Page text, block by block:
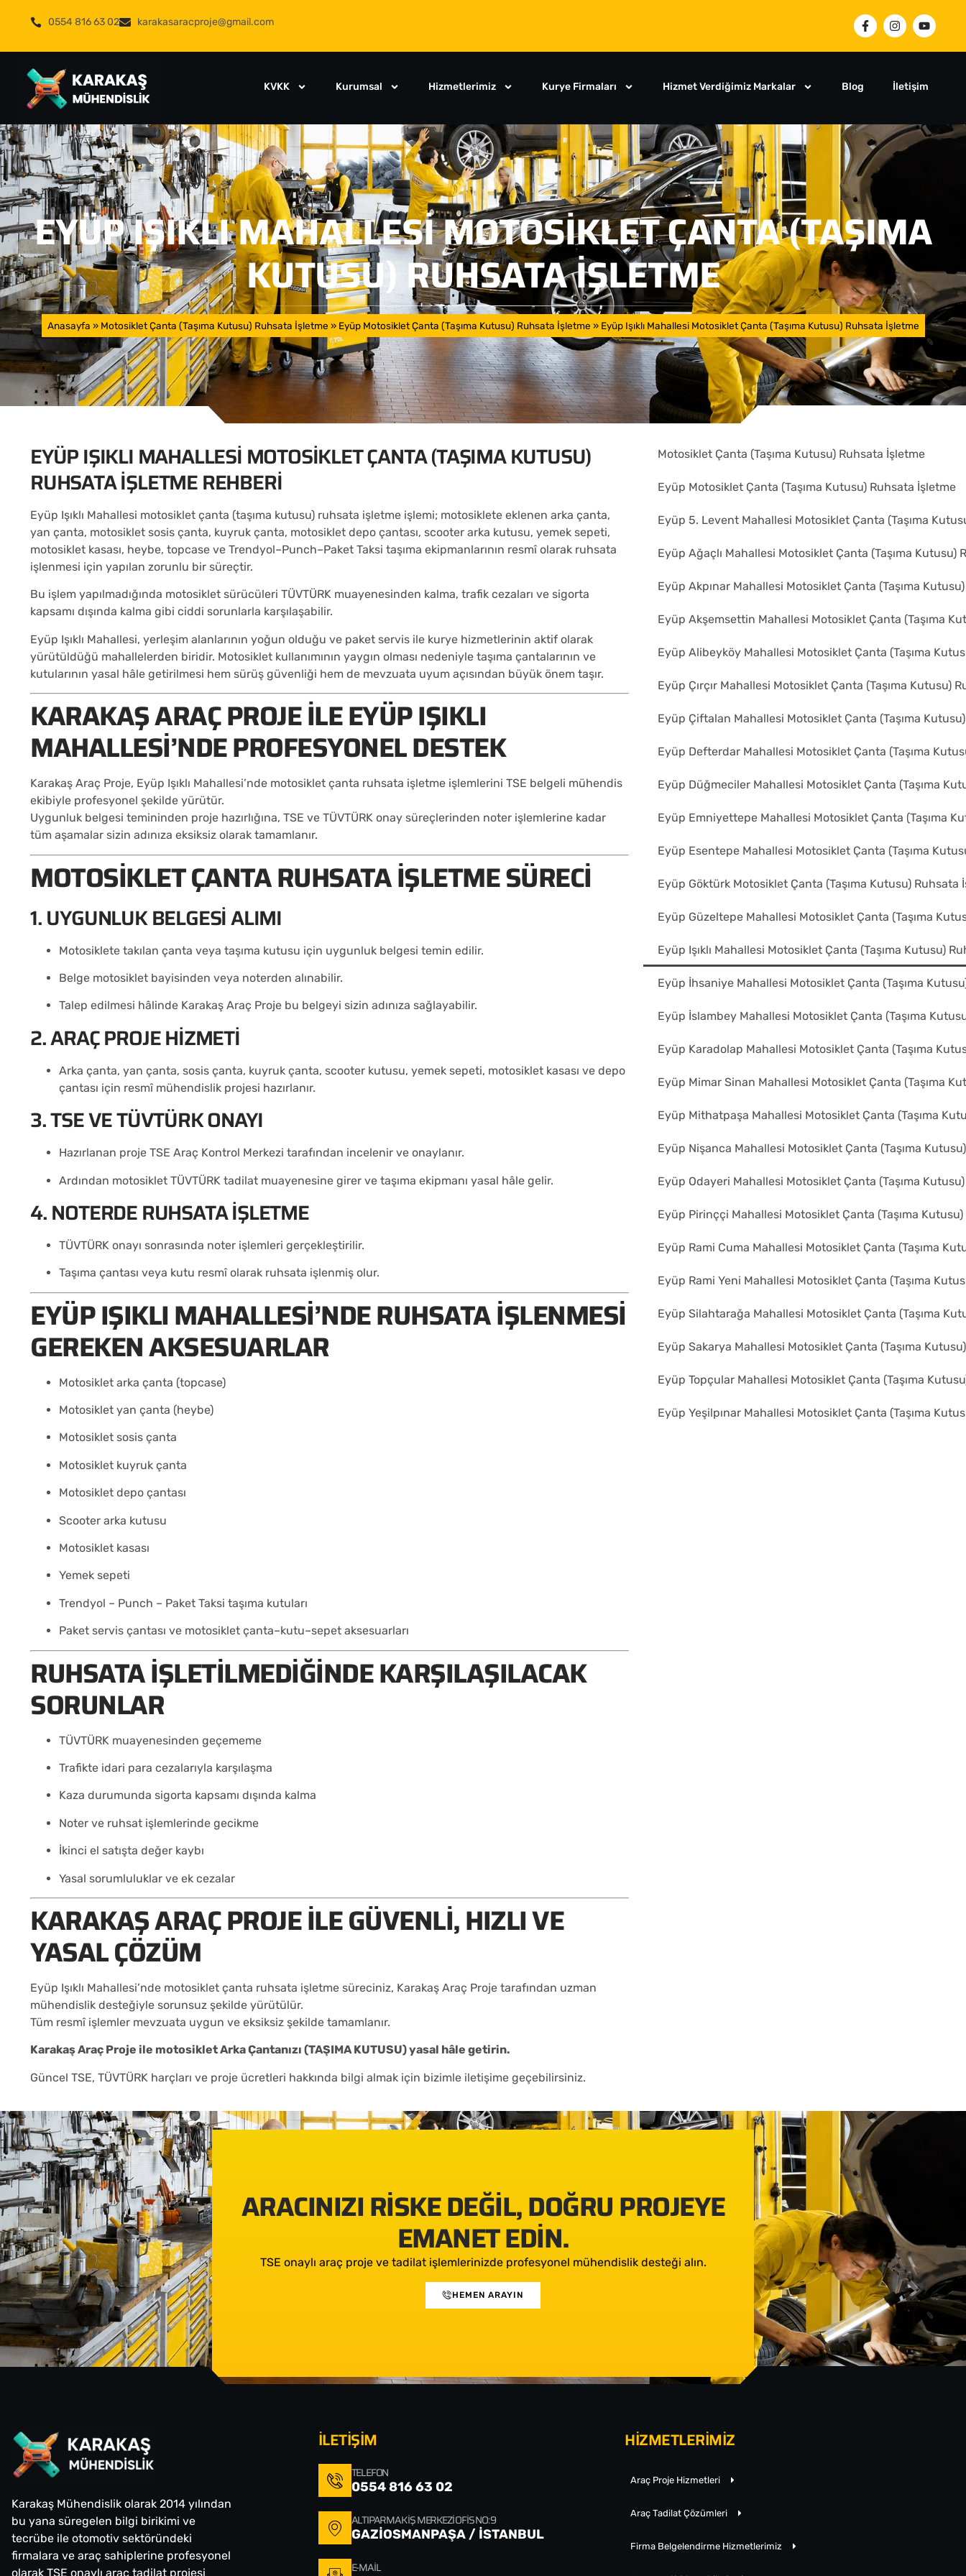
0554 816 63 02 karakasaracproje@gmail.com
KVKK Kurumsal Hizmetlerimiz Kurye Firmaları Hizmet Verdiğimiz Markalar Blog İletişim
EYÜP IŞIKLI MAHALLESI MOTOSIKLET ÇANTA (TAŞIMA
KUTUSU) RUHSATA İŞLETME
Anasayfa » Motosiklet Çanta (Taşıma Kutusu) Ruhsata İşletme » Eyüp Motosiklet Çanta (Taşıma Kutusu) Ruhsata İşletme » Eyüp Işıklı Mahallesi Motosiklet Çanta (Taşıma Kutusu) Ruhsata İşletme
EYÜP IŞIKLI MAHALLESI MOTOSIKLET ÇANTA (TAŞIMA KUTUSU)
RUHSATA İŞLETME REHBERI
Eyüp Işıklı Mahallesi motosiklet çanta (taşıma kutusu) ruhsata işletme işlemi; motosiklete eklenen arka çanta,
yan çanta, motosiklet sosis çanta, kuyruk çanta, motosiklet depo çantası, scooter arka kutusu, yemek sepeti,
motosiklet kasası, heybe, topcase ve Trendyol–Punch–Paket Taksi taşıma ekipmanlarının resmî olarak ruhsata
işlenmesi için yapılan zorunlu bir süreçtir.
Bu işlem yapılmadığında motosiklet sürücüleri TÜVTÜRK muayenesinden kalma, trafik cezaları ve sigorta
kapsamı dışında kalma gibi ciddi sorunlarla karşılaşabilir.
Eyüp Işıklı Mahallesi, yerleşim alanlarının yoğun olduğu ve paket servis ile kurye hizmetlerinin aktif olarak
yürütüldüğü mahallelerden biridir. Motosiklet kullanımının yaygın olması nedeniyle taşıma çantalarının ve
kutularının yasal hâle getirilmesi hem sürüş güvenliği hem de mevzuata uyum açısından büyük önem taşır.
KARAKAŞ ARAÇ PROJE ILE EYÜP IŞIKLI
MAHALLESI’NDE PROFESYONEL DESTEK
Karakaş Araç Proje, Eyüp Işıklı Mahallesi’nde motosiklet çanta ruhsata işletme işlemlerini TSE belgeli mühendis
ekibiyle profesyonel şekilde yürütür.
Uygunluk belgesi temininden proje hazırlığına, TSE ve TÜVTÜRK onay süreçlerinden noter işlemlerine kadar
tüm aşamalar sizin adınıza eksiksiz olarak tamamlanır.
MOTOSIKLET ÇANTA RUHSATA İŞLETME SÜRECI
1. UYGUNLUK BELGESI ALIMI
Motosiklete takılan çanta veya taşıma kutusu için uygunluk belgesi temin edilir.
Belge motosiklet bayisinden veya noterden alınabilir.
Talep edilmesi hâlinde Karakaş Araç Proje bu belgeyi sizin adınıza sağlayabilir.
2. ARAÇ PROJE HIZMETI
Arka çanta, yan çanta, sosis çanta, kuyruk çanta, scooter kutusu, yemek sepeti, motosiklet kasası ve depo
çantası için resmî mühendislik projesi hazırlanır.
3. TSE VE TÜVTÜRK ONAYI
Hazırlanan proje TSE Araç Kontrol Merkezi tarafından incelenir ve onaylanır.
Ardından motosiklet TÜVTÜRK tadilat muayenesine girer ve taşıma ekipmanı yasal hâle gelir.
4. NOTERDE RUHSATA İŞLETME
TÜVTÜRK onayı sonrasında noter işlemleri gerçekleştirilir.
Taşıma çantası veya kutu resmî olarak ruhsata işlenmiş olur.
EYÜP IŞIKLI MAHALLESI’NDE RUHSATA İŞLENMESI
GEREKEN AKSESUARLAR
Motosiklet arka çanta (topcase)
Motosiklet yan çanta (heybe)
Motosiklet sosis çanta
Motosiklet kuyruk çanta
Motosiklet depo çantası
Scooter arka kutusu
Motosiklet kasası
Yemek sepeti
Trendyol – Punch – Paket Taksi taşıma kutuları
Paket servis çantası ve motosiklet çanta–kutu–sepet aksesuarları
RUHSATA İŞLETILMEDIĞINDE KARŞILAŞILACAK
SORUNLAR
TÜVTÜRK muayenesinden geçememe
Trafikte idari para cezalarıyla karşılaşma
Kaza durumunda sigorta kapsamı dışında kalma
Noter ve ruhsat işlemlerinde gecikme
İkinci el satışta değer kaybı
Yasal sorumluluklar ve ek cezalar
KARAKAŞ ARAÇ PROJE ILE GÜVENLI, HIZLI VE
YASAL ÇÖZÜM
Eyüp Işıklı Mahallesi’nde motosiklet çanta ruhsata işletme süreciniz, Karakaş Araç Proje tarafından uzman
mühendislik desteğiyle sorunsuz şekilde yürütülür.
Tüm resmî işlemler mevzuata uygun ve eksiksiz şekilde tamamlanır.
Karakaş Araç Proje ile motosiklet Arka Çantanızı (TAŞIMA KUTUSU) yasal hâle getirin.
Güncel TSE, TÜVTÜRK harçları ve proje ücretleri hakkında bilgi almak için bizimle iletişime geçebilirsiniz.
Motosiklet Çanta (Taşıma Kutusu) Ruhsata İşletme
Eyüp Motosiklet Çanta (Taşıma Kutusu) Ruhsata İşletme
Eyüp 5. Levent Mahallesi Motosiklet Çanta (Taşıma
Eyüp Ağaçlı Mahallesi Motosiklet Çanta (Taşıma Kutusu)
Eyüp Akpınar Mahallesi Motosiklet Çanta (Taşıma
Eyüp Akşemsettin Mahallesi Motosiklet Çanta (Taşıma
Eyüp Alibeyköy Mahallesi Motosiklet Çanta (Taşıma
Eyüp Çırçır Mahallesi Motosiklet Çanta (Taşıma Kutusu)
Eyüp Çiftalan Mahallesi Motosiklet Çanta (Taşıma
Eyüp Defterdar Mahallesi Motosiklet Çanta (Taşıma
Eyüp Düğmeciler Mahallesi Motosiklet Çanta (Taşıma
Eyüp Emniyettepe Mahallesi Motosiklet Çanta (Taşıma
Eyüp Esentepe Mahallesi Motosiklet Çanta (Taşıma
Eyüp Göktürk Motosiklet Çanta (Taşıma Kutusu) Ruhsata
Eyüp Güzeltepe Mahallesi Motosiklet Çanta (Taşıma
Eyüp Işıklı Mahallesi Motosiklet Çanta (Taşıma Kutusu)
Eyüp İhsaniye Mahallesi Motosiklet Çanta (Taşıma
Eyüp İslambey Mahallesi Motosiklet Çanta (Taşıma
Eyüp Karadolap Mahallesi Motosiklet Çanta (Taşıma
Eyüp Mimar Sinan Mahallesi Motosiklet Çanta (Taşıma
Eyüp Mithatpaşa Mahallesi Motosiklet Çanta (Taşıma
Eyüp Nişanca Mahallesi Motosiklet Çanta (Taşıma
Eyüp Odayeri Mahallesi Motosiklet Çanta (Taşıma
Eyüp Pirinççi Mahallesi Motosiklet Çanta (Taşıma
Eyüp Rami Cuma Mahallesi Motosiklet Çanta (Taşıma
Eyüp Rami Yeni Mahallesi Motosiklet Çanta (Taşıma
Eyüp Silahtarağa Mahallesi Motosiklet Çanta (Taşıma
Eyüp Sakarya Mahallesi Motosiklet Çanta (Taşıma
Eyüp Topçular Mahallesi Motosiklet Çanta (Taşıma
Eyüp Yeşilpınar Mahallesi Motosiklet Çanta (Taşıma
ARACINIZI RISKE DEĞIL, DOĞRU PROJEYE
EMANET EDIN.
TSE onaylı araç proje ve tadilat işlemlerinizde profesyonel mühendislik desteği alın.
HEMEN ARAYIN
Karakaş Mühendislik olarak 2014 yılından
bu yana süregelen bilgi birikimi ve
tecrübe ile otomotiv sektöründeki
firmalara ve araç sahiplerine profesyonel
olarak TSE onaylı araç tadilat projesi
İLETİŞİM
TELEFON
0554 816 63 02
ALTIPARMAK İŞ MERKEZI OFIS NO: 9
GAZİOSMANPAŞA / İSTANBUL
E-MAIL
HİZMETLERİMİZ
Araç Proje Hizmetleri
Araç Tadilat Çözümleri
Firma Belgelendirme Hizmetlerimiz